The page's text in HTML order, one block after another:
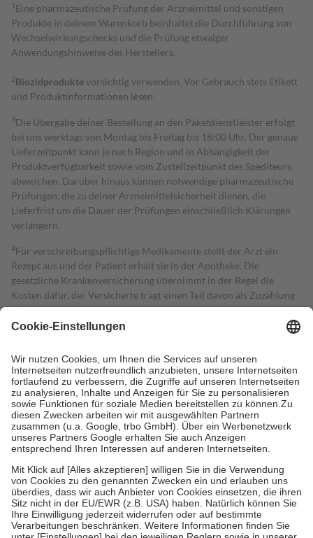
1 Eine pharmazeutische Prüfung der Arzneimittel und sonstigen
Produkte in deinem Warenkorb beinhaltet die Durchführung von
Wechselwirkungschecks und die Prüfung etwaiger
Anwendungshinweise des Herstellers.
2Biozidproduktevorsichtig verwenden. Vor Gebrauch stets Etikett
und Produktinformationen lesen.
3Die Übergabe deiner Bestellung an den Paketdienstleister erfolgt
bei uns werktags von Montag bis Freitag bis 18:00 Uhr. Der genaue
Lieferzeitpunkt kann je nach Region und in Abhängigkeit der
Produktverfügbarkeit sowie vom Zustellzeitpunkt des Spediteurs
abweichen. Darüber hinaus können notwendige pharmazeutische
Prüfungen, die zu deiner Arzneimittelsicherheit dienen, die
Lieferfrist um die Dauer der Prüfungen einschließlich Klärungen
verlängern.
4Für verschreibungspflichtige Medikamente stellt der Arzt ein
Rezept aus und der Patient erhält sie in der Apotheke. Die
gesetzliche Krankenversicherung übernimmt in der Regel die
Kosten dafür, der Versicherte trägt einen Teil davon als Zuzahlung
mit.
Grundsätzlich leisten Mitglieder Zuzahlungen in Höhe von zehn
höchstens zehn Euro.
Es sind jedoch nie mehr als die tatsächlichen
Kosten der Leistung zu entrichten.
Diese Regeln gelten grundsätzlich auch für Online-Apotheken.
Bei Heilmitteln und häuslicher Krankenpflege beträgt die
Zuzahlung zehn Prozent der Kosten sowie zehn Euro je
Verordnung.
Um das Engagement der Versicherten für ihre eigene Gesundheit zu
stärken und die besondere Stellung der Familie zu unterstützen,
fallenkeine Zuzahlungenan bei:
• Kindern und Jugendlichen bis zum vollendeten 18. Lebensjahr
mit Ausnahme der Fahrkosten
• Untersuchungen zur Vorsorge und Früherkennung, die von der
GKV getragen werden